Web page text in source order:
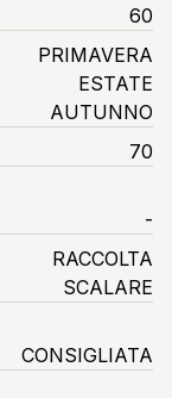
60
PRIMAVERA
ESTATE
AUTUNNO
70
-
RACCOLTA
SCALARE
CONSIGLIATA